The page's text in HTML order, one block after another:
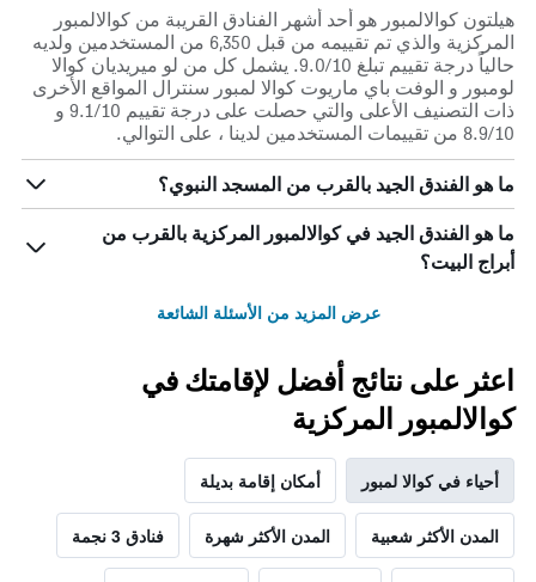
هيلتون كوالالمبور هو أحد أشهر الفنادق القريبة من كوالالمبور
المركزية والذي تم تقييمه من قبل 6,350 من المستخدمين ولديه
حالياً درجة تقييم تبلغ 9.0/10. يشمل كل من لو ميريديان كوالا
لومبور و الوفت باي ماريوت كوالا لمبور سنترال المواقع الأخرى
ذات التصنيف الأعلى والتي حصلت على درجة تقييم 9.1/10 و
8.9/10 من تقييمات المستخدمين لدينا ، على التوالي.
ما هو الفندق الجيد بالقرب من المسجد النبوي؟
ما هو الفندق الجيد في كوالالمبور المركزية بالقرب من
أبراج البيت؟
عرض المزيد من الأسئلة الشائعة
اعثر على نتائج أفضل لإقامتك في
كوالالمبور المركزية
أحياء في كوالا لمبور أمكان إقامة بديلة
المدن الأكثر شعبية المدن الأكثر شهرة فنادق 3 نجمة